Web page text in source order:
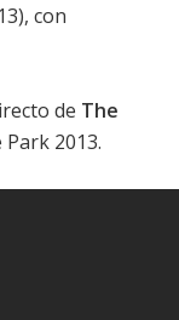
con
de The
2013.